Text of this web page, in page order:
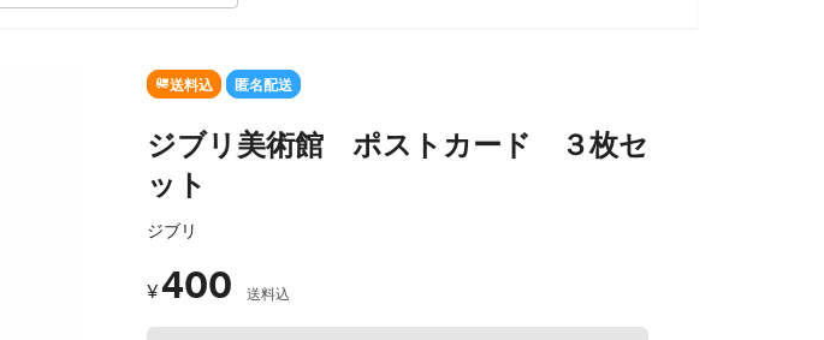
SOLD OUT
送料込 匿名配送
ジブリ美術館 ポストカード ３枚セ
ット
ジブリ
¥400 送料込